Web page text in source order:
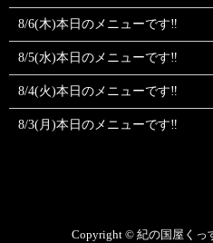
8/6(木)本日のメニューです‼️
8/5(水)本日のメニューです‼️
8/4(火)本日のメニューです‼️
8/3(月)本日のメニューです‼️
Copyright © 紀の国屋くっ